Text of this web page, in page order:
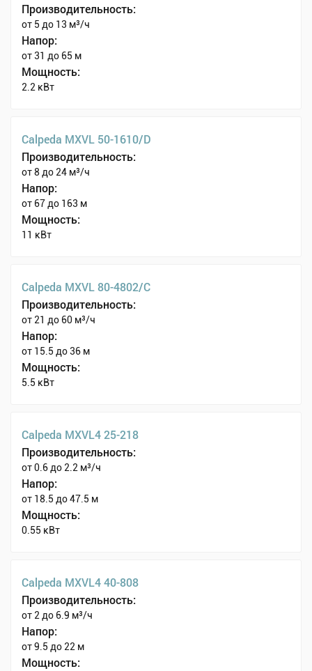
Производительность:
от 5 до 13 м³/ч
Напор:
от 31 до 65 м
Мощность:
2.2 кВт
Calpeda MXVL 50-1610/D
Производительность:
от 8 до 24 м³/ч
Напор:
от 67 до 163 м
Мощность:
11 кВт
Calpeda MXVL 80-4802/C
Производительность:
от 21 до 60 м³/ч
Напор:
от 15.5 до 36 м
Мощность:
5.5 кВт
Calpeda MXVL4 25-218
Производительность:
от 0.6 до 2.2 м³/ч
Напор:
от 18.5 до 47.5 м
Мощность:
0.55 кВт
Calpeda MXVL4 40-808
Производительность:
от 2 до 6.9 м³/ч
Напор:
от 9.5 до 22 м
Мощность: